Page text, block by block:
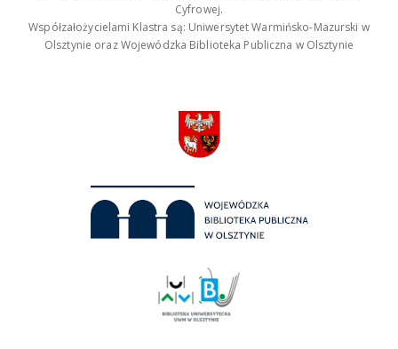
Cyfrowej.
Współzałożycielami Klastra są: Uniwersytet Warmińsko-Mazurski w
Olsztynie oraz Wojewódzka Biblioteka Publiczna w Olsztynie